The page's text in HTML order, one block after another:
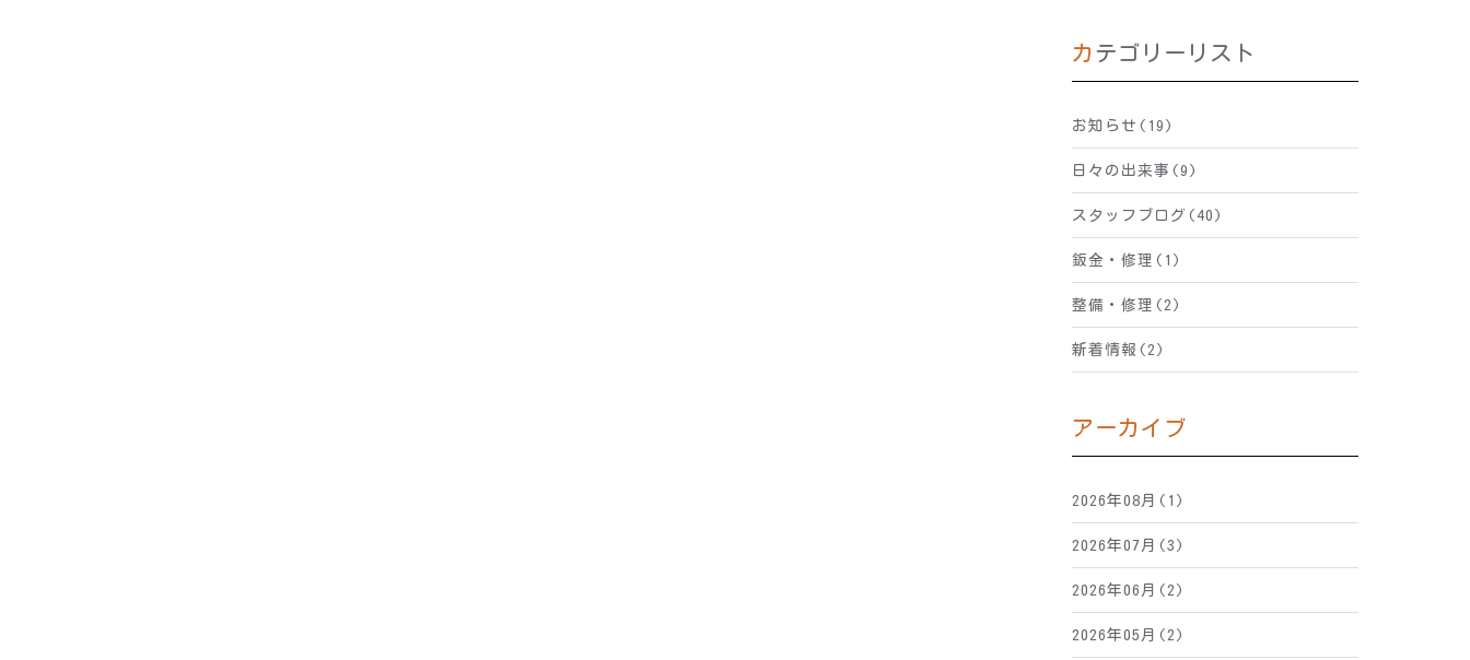
カテゴリーリスト
お知らせ(19)
日々の出来事(9)
スタッフブログ(40)
鈑金・修理(1)
整備・修理(2)
新着情報(2)
アーカイブ
2026年08月(1)
2026年07月(3)
2026年06月(2)
2026年05月(2)